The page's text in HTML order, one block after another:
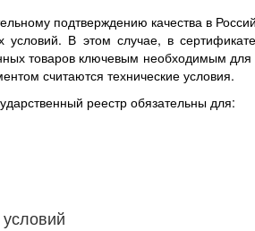
подтверждению качества в
условий. В этом случае, в
товаров ключевым необходимым
считаются технические условия.
реестр обязательны для: